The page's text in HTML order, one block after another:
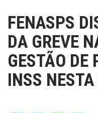
FENASPS
DA GREVE
GESTÃO DE
INSS